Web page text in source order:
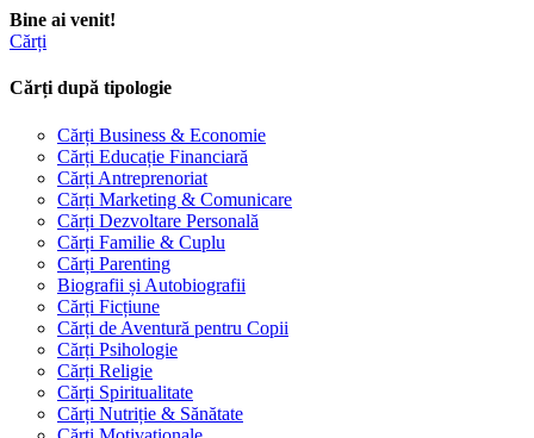
Bine ai venit!
Cărți
Cărți după tipologie
Cărți Business & Economie
Cărți Educație Financiară
Cărți Antreprenoriat
Cărți Marketing & Comunicare
Cărți Dezvoltare Personală
Cărți Familie & Cuplu
Cărți Parenting
Biografii și Autobiografii
Cărți Ficțiune
Cărți de Aventură pentru Copii
Cărți Psihologie
Cărți Religie
Cărți Spiritualitate
Cărți Nutriție & Sănătate